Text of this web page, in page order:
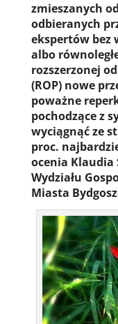
zmieszanych
odbieranych
ekspertów bez
albo
rozszerzonej
(ROP) nowe
poważne
pochodzące z
wyciągnąć ze
proc.
ocenia
Wydziału
Miasta